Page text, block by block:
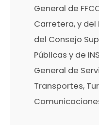
General de
Carretera, y del
del Consejo
Públicas y de
General de
Transportes,